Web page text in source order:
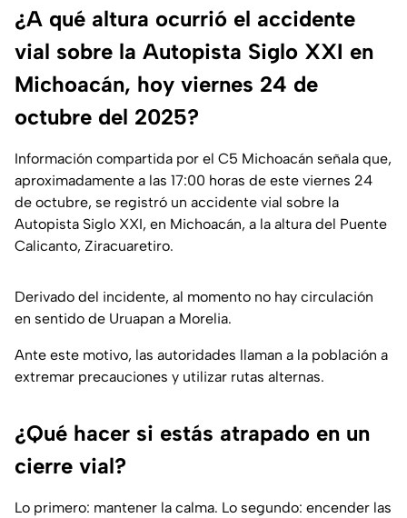
¿A qué altura ocurrió el accidente
vial sobre la Autopista Siglo XXI en
Michoacán, hoy viernes 24 de
octubre del 2025?
Información compartida por el C5 Michoacán señala que,
aproximadamente a las 17:00 horas de este viernes 24
de octubre, se registró un accidente vial sobre la
Autopista Siglo XXI, en Michoacán, a la altura del Puente
Calicanto, Ziracuaretiro.
Derivado del incidente, al momento no hay circulación
en sentido de Uruapan a Morelia.
Ante este motivo, las autoridades llaman a la población a
extremar precauciones y utilizar rutas alternas.
¿Qué hacer si estás atrapado en un
cierre vial?
Lo primero: mantener la calma. Lo segundo: encender las